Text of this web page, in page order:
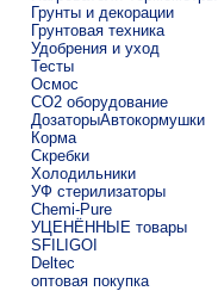
Грунты и декорации
Грунтовая техника
Удобрения и уход
Тесты
Осмос
CO2 оборудование
ДозаторыАвтокормушки
Корма
Скребки
Холодильники
УФ стерилизаторы
Chemi-Pure
УЦЕНЁННЫЕ товары
SFILIGOI
Deltec
оптовая покупка